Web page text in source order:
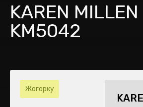
KAREN MILLEN
KM5042
Жогорку